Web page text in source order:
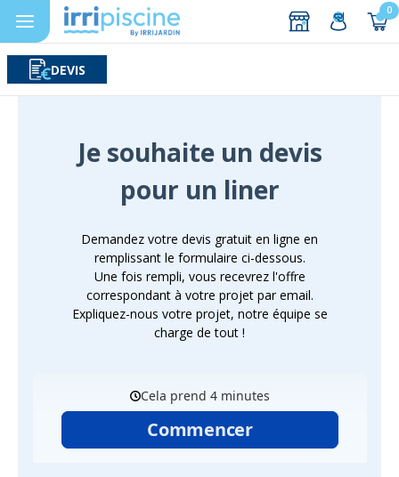
0
DEVIS
Je souhaite un devis
pour un liner
Demandez votre devis gratuit en ligne en
remplissant le formulaire ci-dessous.
Une fois rempli, vous recevrez l'offre
correspondant à votre projet par email.
Expliquez-nous votre projet, notre équipe se
charge de tout !